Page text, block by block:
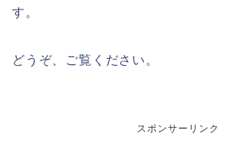
す。
どうぞ、ご覧ください。
スポンサーリンク